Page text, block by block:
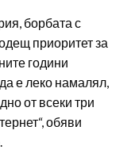
борбата с
приоритет за
години
е леко намалял,
от всеки три
обяви